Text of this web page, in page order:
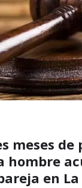
meses de
hombre
en La